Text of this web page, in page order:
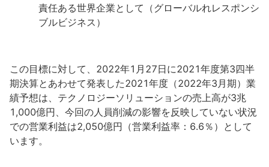
責任ある世界企業として（グローバルれレスポンシ
ブルビジネス）
この目標に対して、2022年1月27日に2021年度第3四半
期決算とあわせて発表した2021年度（2022年3月期）業
績予想は、テクノロジーソリューションの売上高が3兆
1,000億円、今回の人員削減の影響を反映していない状況
での営業利益は2,050億円（営業利益率：6.6％）として
います。